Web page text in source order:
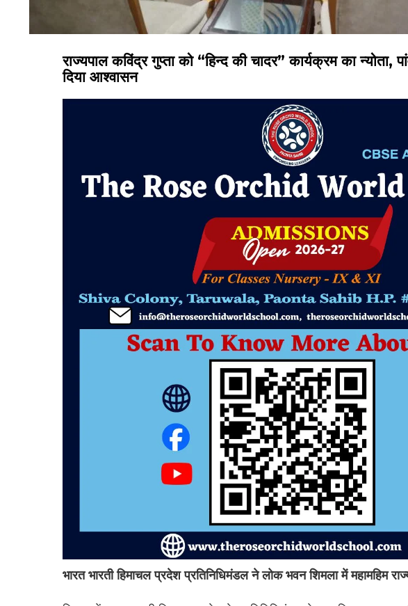
राज्यपाल कविंद्र गुप्ता को “हिन्द की चादर” कार्यक्रम का न्योता,
दिया आश्वासन
भारत भारती हिमाचल प्रदेश प्रतिनिधिमंडल ने लोक भवन शिमला में महामहिम